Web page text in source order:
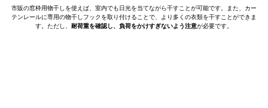
市販の窓枠用物干しを使えば、室内でも日光を当てながら干すことが可能です。また、カー
テンレールに専用の物干しフックを取り付けることで、より多くの衣類を干すことができま
す。ただし、 耐荷重を確認し、負荷をかけすぎないよう注意が必要です。